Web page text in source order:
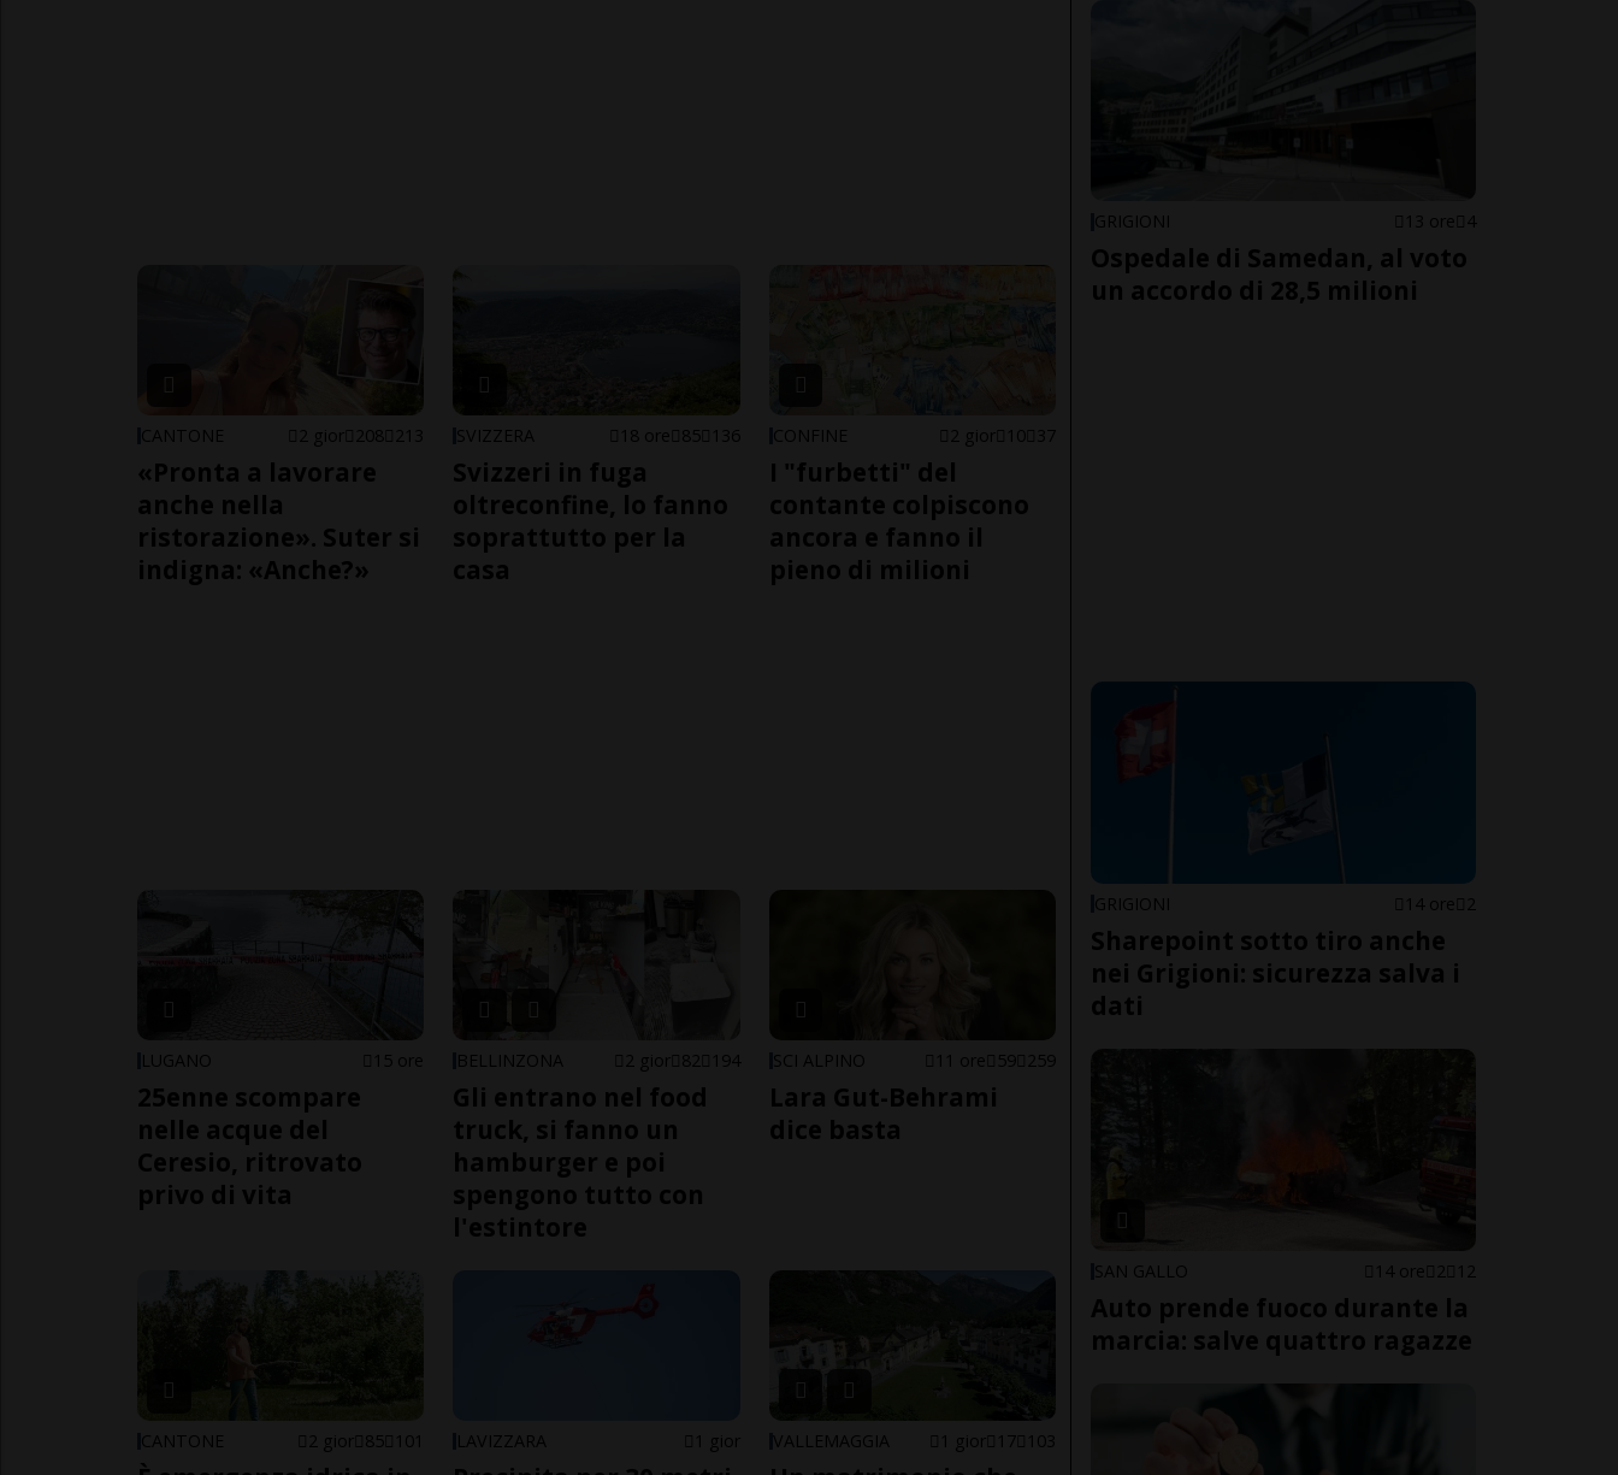
CANTONE 2 gior 208 213
«Pronta a lavorare
anche nella
ristorazione». Suter si
indigna: «Anche?»
SVIZZERA 18 ore 85 136
Svizzeri in fuga
oltreconfine, lo fanno
soprattutto per la
casa
CONFINE 2 gior 10 37
I "furbetti" del
contante colpiscono
ancora e fanno il
pieno di milioni
LUGANO 15 ore
25enne scompare
nelle acque del
Ceresio, ritrovato
privo di vita
BELLINZONA 2 gior 82 194
Gli entrano nel food
truck, si fanno un
hamburger e poi
spengono tutto con
l'estintore
SCI ALPINO 11 ore 59 259
Lara Gut-Behrami
dice basta
CANTONE 2 gior 85 101 LAVIZZARA 1 gior VALLEMAGGIA 1 gior 17 103
GRIGIONI 13 ore 4
Ospedale di Samedan, al voto
un accordo di 28,5 milioni
GRIGIONI 14 ore 2
Sharepoint sotto tiro anche
nei Grigioni: sicurezza salva i
dati
SAN GALLO 14 ore 2 12
Auto prende fuoco durante la
marcia: salve quattro ragazze